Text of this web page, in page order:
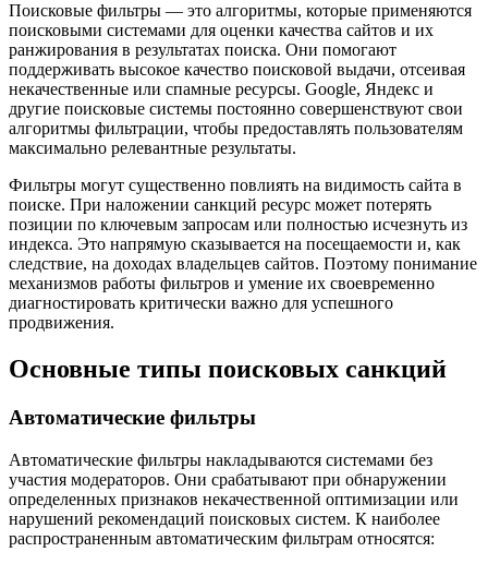
Поисковые фильтры — это алгоритмы, которые применяются
поисковыми системами для оценки качества сайтов и их
ранжирования в результатах поиска. Они помогают
поддерживать высокое качество поисковой выдачи, отсеивая
некачественные или спамные ресурсы. Google, Яндекс и
другие поисковые системы постоянно совершенствуют свои
алгоритмы фильтрации, чтобы предоставлять пользователям
максимально релевантные результаты.
Фильтры могут существенно повлиять на видимость сайта в
поиске. При наложении санкций ресурс может потерять
позиции по ключевым запросам или полностью исчезнуть из
индекса. Это напрямую сказывается на посещаемости и, как
следствие, на доходах владельцев сайтов. Поэтому понимание
механизмов работы фильтров и умение их своевременно
диагностировать критически важно для успешного
продвижения.
Основные типы поисковых санкций
Автоматические фильтры
Автоматические фильтры накладываются системами без
участия модераторов. Они срабатывают при обнаружении
определенных признаков некачественной оптимизации или
нарушений рекомендаций поисковых систем. К наиболее
распространенным автоматическим фильтрам относятся: